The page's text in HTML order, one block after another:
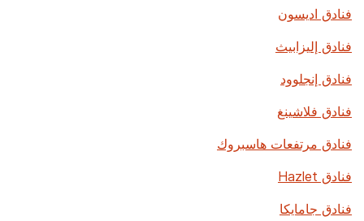
فنادق اديسون
فنادق إليزابيث
فنادق إنجلوود
فنادق فلاشينغ
فنادق مرتفعات هاسبروك
فنادق Hazlet
فنادق جامايكا